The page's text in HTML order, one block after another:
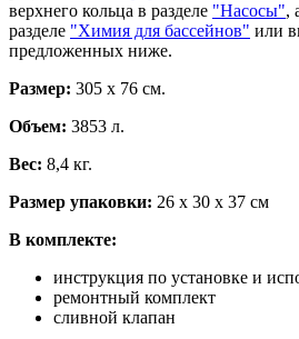
верхнего кольца в разделе "Насосы",
разделе "Химия для бассейнов" или
предложенных ниже.
Размер: 305 х 76 см.
Объем: 3853 л.
Вес: 8,4 кг.
Размер упаковки: 26 х 30 х 37 см
В комплекте:
инструкция по установке и
ремонтный комплект
сливной клапан